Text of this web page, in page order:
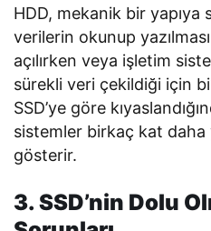
HDD, mekanik bir yapıya
verilerin okunup
açılırken veya işletim
sürekli veri çekildiği için
SSD’ye göre
sistemler birkaç kat
gösterir.
3. SSD’nin Dolu